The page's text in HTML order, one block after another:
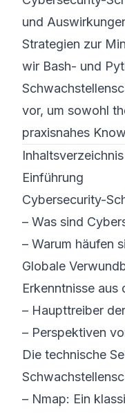
und
Strategien zur
wir Bash- und
vor, um sowohl
praxisnahes
Inhaltsverzeichnis
Einführung
Cybersecurity-
– Was sind
– Warum häufen
Globale
Erkenntnisse aus
– Haupttreiber
– Perspektiven
Die technische
– Nmap: Ein